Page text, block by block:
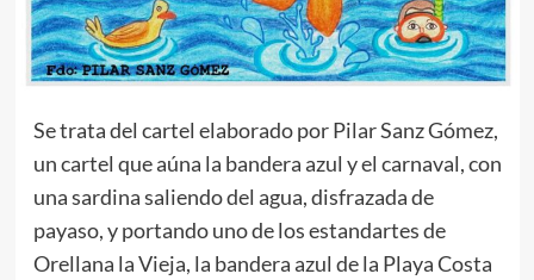
Se trata del cartel elaborado por Pilar Sanz Gómez,
un cartel que aúna la bandera azul y el carnaval, con
una sardina saliendo del agua, disfrazada de
payaso, y portando uno de los estandartes de
Orellana la Vieja, la bandera azul de la Playa Costa